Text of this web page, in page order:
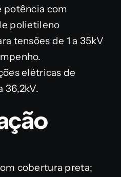
potência com
polietileno
tensões de 1 a 35kV
elétricas de
36,2kV.
cobertura preta;